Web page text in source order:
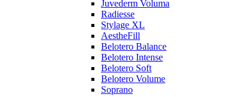
Juvederm Voluma
Radiesse
Stylage XL
AestheFill
Belotero Balance
Belotero Intense
Belotero Soft
Belotero Volume
Soprano